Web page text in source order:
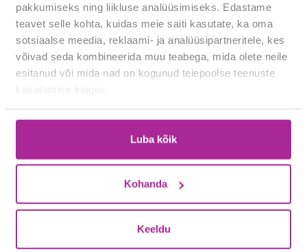
pakkumiseks ning liikluse analüüsimiseks. Edastame
teavet selle kohta, kuidas meie saiti kasutate, ka oma
sotsiaalse meedia, reklaami- ja analüüsipartneritele, kes
võivad seda kombineerida muu teabega, mida olete neile
esitanud või mida nad on kogunud teiepoolse teenuste
Luba kõik
Kohanda
Keeldu
Nädalalõpu
lõõgastus
(2 ööbimisega pakett)
päevaks peatuda ja lihtsalt iseendale elada.
Tahaks meile seatud nõudmistest eemalduda
ning iseennast sellest elukeerisest taas üles